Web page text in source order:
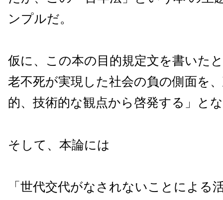
ンプルだ。
仮に、この本の目的規定文を書いた
老不死が実現した社会の負の側面を
的、技術的な観点から啓発する」と
そして、本論には
「世代交代がなされないことによる